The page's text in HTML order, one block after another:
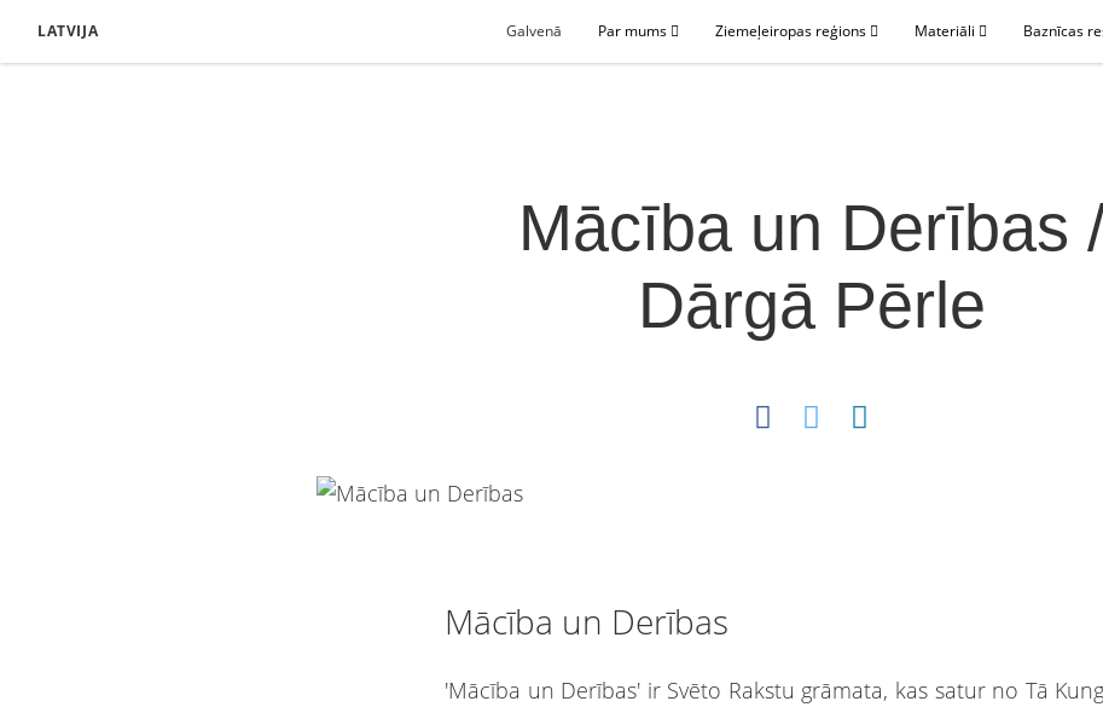
LATVIJA Galvenā Par mums Ziemeļeiropas reģions Materiāli Baznīcas
Mācība un Derības
Dārgā Pērle
Mācība un Derības
'Mācība un Derības' ir Svēto Rakstu grāmata, kas satur no Tā